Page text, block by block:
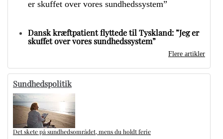
Dansk kræftpatient flyttede til Tyskland: ”Jeg er
skuffet over vores sundhedssystem”
Flere artikler
Sundhedspolitik
Det skete på sundhedsområdet, mens du holdt ferie